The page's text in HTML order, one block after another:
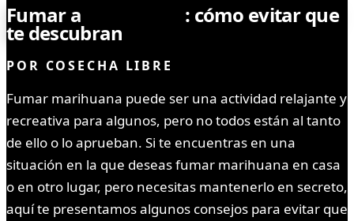
Fumar a : cómo evitar que
te descubran
POR COSECHA LIBRE
Fumar marihuana puede ser una actividad relajante y
recreativa para algunos, pero no todos están al tanto
de ello o lo aprueban. Si te encuentras en una
situación en la que deseas fumar marihuana en casa
o en otro lugar, pero necesitas mantenerlo en secreto,
aquí te presentamos algunos consejos para evitar que